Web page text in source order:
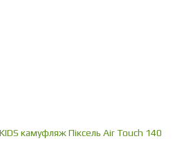
камуфляж Піксель Air Touch 140